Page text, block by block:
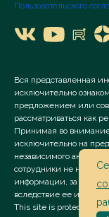
Пользовательского
Вся представленная
исключительно
предложением или
рассматриваться как
Принимая во внимание
исключительно на
независимого
сотрудники не несут
информации, за
вследствие ее
This site is protected by